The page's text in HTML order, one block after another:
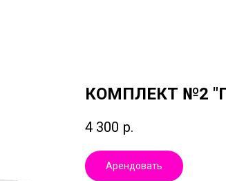
КОМПЛЕКТ №2
4 300 р.
Арендовать